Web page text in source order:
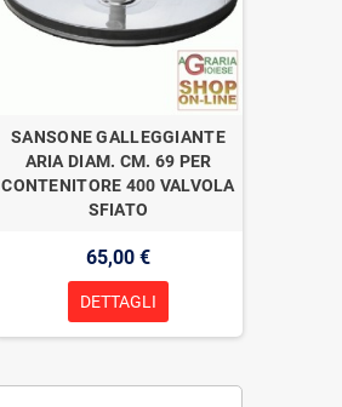
SANSONE GALLEGGIANTE
ARIA DIAM. CM. 69 PER
CONTENITORE 400 VALVOLA
SFIATO
65,00 €
DETTAGLI